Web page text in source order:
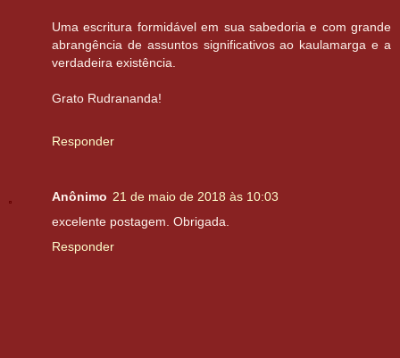
Uma escritura formidável em sua sabedoria e com grande
abrangência de assuntos significativos ao kaulamarga e a
verdadeira existência.
Grato Rudrananda!
Responder
Anônimo 21 de maio de 2018 às 10:03
excelente postagem. Obrigada.
Responder